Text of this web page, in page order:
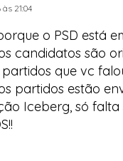
21:04
o PSD está
candidatos são
partidos que vc
partidos estão
Iceberg, só falta